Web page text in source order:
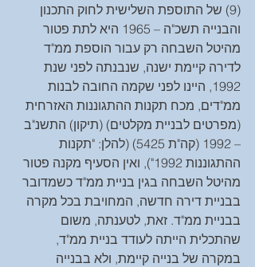
(9) של התוספת השלישית לחוק התכנון
והבנייה תשכ"ה – 1965 היא לתת פטור
מהיטל השבחה רק עבור הוספת ממ"ד
לדירה קיימת ישנה, שנבנתה לפני שנת
1992, היינו לפני שקמה החובה לבנות
ממ"דים, מכח תקנות ההתגוננות האזרחית
(מפרטים לבניית מקלטים) (תיקון) התשנ"ב
– 1992 (קה"ת 5425) (להלן: "תקנות
ההתגוננות 1992"), ואין הסעיף מקנה פטור
מהיטל השבחה בגין בניית ממ"ד כשמדובר
בבניית דירה חדשה, המחויבת בכל מקרה
בבניית ממ"ד. זאת, לטענתה, משום
שהתכלית הייתה לעודד בניית ממ"ד,
במקרה של בנייה קיימת, ולא בבנייה